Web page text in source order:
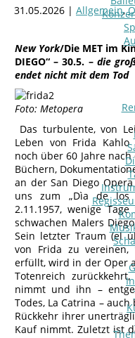
31.05.2026 | Allgemein,
NewYork/Die MET im
DIEGO“ – 30.5. – die
endet nicht mit dem Tod
Foto: Metopera
Das turbulente, von
Leben von Frida
noch über 60 Jahre
Büchern,
an der San Diego
uns zum „Dìa de los
2.11.1957, wenige
schwachen Malers
Sein letzter Traum (el
von Frida zu
erfüllt, wird in der Oper
Totenreich
nimmt und ihn –
Todes, La Catrina –
Rückkehr ihrer
Kauf nimmt. Zuletzt ist